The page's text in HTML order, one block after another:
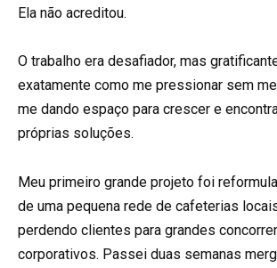
Ela não acreditou.
O trabalho era desafiador, mas
exatamente como me pressionar sem
me dando espaço para crescer e
próprias soluções.
Meu primeiro grande projeto foi
de uma pequena rede de cafeterias
perdendo clientes para grandes
corporativos. Passei duas semanas